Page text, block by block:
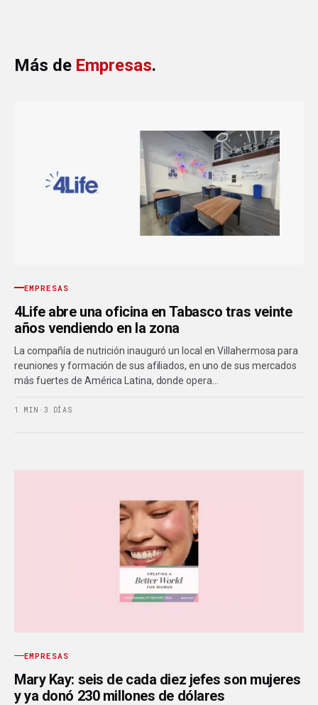
Más de Empresas.
EMPRESAS
4Life abre una oficina en Tabasco tras veinte
años vendiendo en la zona
La compañía de nutrición inauguró un local en Villahermosa para
reuniones y formación de sus afiliados, en uno de sus mercados
más fuertes de América Latina, donde opera…
1 MIN · 3 DÍAS
EMPRESAS
Mary Kay: seis de cada diez jefes son mujeres
y ya donó 230 millones de dólares